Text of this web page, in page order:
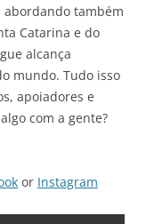
abordando também
Catarina e do
alcança
mundo. Tudo isso
apoiadores e
com a gente?
or Instagram